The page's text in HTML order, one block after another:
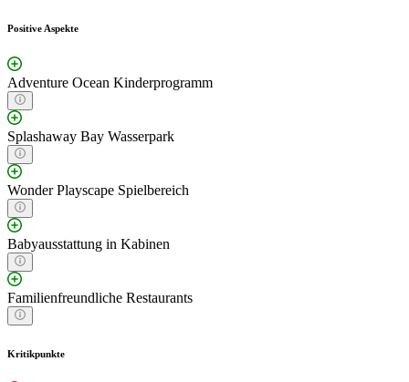
Positive Aspekte
Adventure Ocean Kinderprogramm
Splashaway Bay Wasserpark
Wonder Playscape Spielbereich
Babyausstattung in Kabinen
Familienfreundliche Restaurants
Kritikpunkte